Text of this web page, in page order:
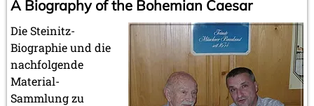
A Biography of the Bohemian Caesar
Die Steinitz-
Biographie und die
nachfolgende
Material-
Sammlung zu